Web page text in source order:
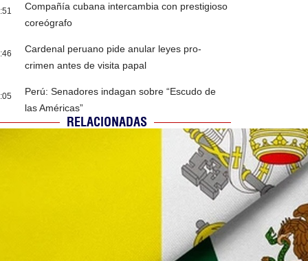
Compañía cubana intercambia con prestigioso
coreógrafo
Cardenal peruano pide anular leyes pro-
crimen antes de visita papal
Perú: Senadores indagan sobre “Escudo de
las Américas”
RELACIONADAS